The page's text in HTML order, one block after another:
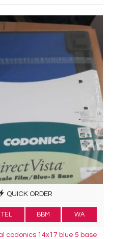
QUICK ORDER
TEL BBM WA
codonics 14x17 blue 5 base